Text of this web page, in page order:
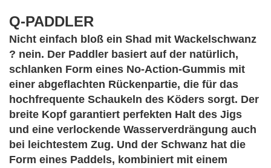
Q-PADDLER
Nicht einfach bloß ein Shad mit Wackelschwanz
? nein. Der Paddler basiert auf der natürlich,
schlanken Form eines No-Action-Gummis mit
einer abgeflachten Rückenpartie, die für das
hochfrequente Schaukeln des Köders sorgt. Der
breite Kopf garantiert perfekten Halt des Jigs
und eine verlockende Wasserverdrängung auch
bei leichtestem Zug. Und der Schwanz hat die
Form eines Paddels, kombiniert mit einem